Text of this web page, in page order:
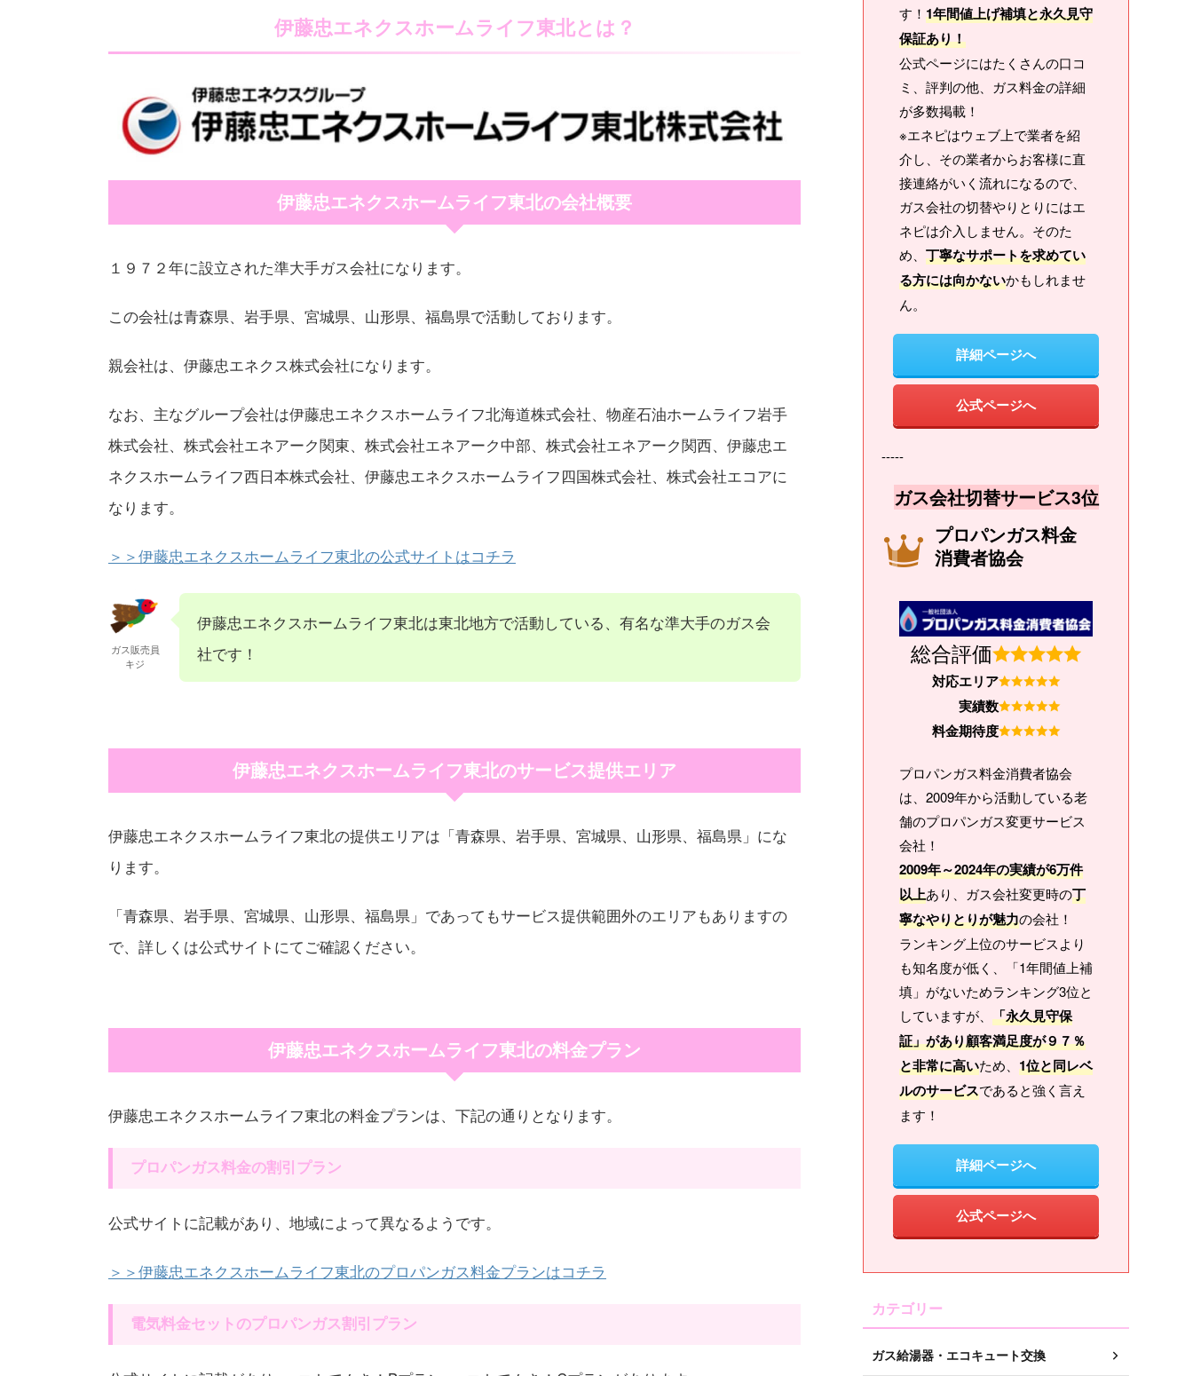
伊藤忠エネクスホームライフ東北とは？
伊藤忠エネクスホームライフ東北の会社概要
１９７２年に設立された準大手ガス会社になります。
この会社は青森県、岩手県、宮城県、山形県、福島県で活動しております。
親会社は、伊藤忠エネクス株式会社になります。
なお、主なグループ会社は伊藤忠エネクスホームライフ北海道株式会社、物産石油ホームライフ岩手
株式会社、株式会社エネアーク関東、株式会社エネアーク中部、株式会社エネアーク関西、伊藤忠エ
ネクスホームライフ西日本株式会社、伊藤忠エネクスホームライフ四国株式会社、株式会社エコアに
なります。
＞＞伊藤忠エネクスホームライフ東北の公式サイトはコチラ
ガス販売員
キジ
伊藤忠エネクスホームライフ東北は東北地方で活動している、有名な準大手のガス会
社です！
伊藤忠エネクスホームライフ東北のサービス提供エリア
伊藤忠エネクスホームライフ東北の提供エリアは「青森県、岩手県、宮城県、山形県、福島県」にな
ります。
「青森県、岩手県、宮城県、山形県、福島県」であってもサービス提供範囲外のエリアもありますの
で、詳しくは公式サイトにてご確認ください。
伊藤忠エネクスホームライフ東北の料金プラン
伊藤忠エネクスホームライフ東北の料金プランは、下記の通りとなります。
プロパンガス料金の割引プラン
公式サイトに記載があり、地域によって異なるようです。
＞＞伊藤忠エネクスホームライフ東北のプロパンガス料金プランはコチラ
電気料金セットのプロパンガス割引プラン
す！ 1年間値上げ補填と永久見守
保証あり！
公式ページにはたくさんの口コ
ミ、評判の他、ガス料金の詳細
が多数掲載！
※エネピはウェブ上で業者を紹
介し、その業者からお客様に直
接連絡がいく流れになるので、
ガス会社の切替やりとりにはエ
ネピは介入しません。そのた
め、 丁寧なサポートを求めてい
る方には向かないかもしれませ
ん。
詳細ページへ
公式ページへ
-----
ガス会社切替サービス3位
プロパンガス料金
消費者協会
総合評価
対応エリア
実績数
料金期待度
プロパンガス料金消費者協会
は、2009年から活動している老
舗のプロパンガス変更サービス
会社！
2009年～2024年の実績が6万件
以上あり、ガス会社変更時の丁
寧なやりとりが魅力の会社！
ランキング上位のサービスより
も知名度が低く、「1年間値上補
填」がないためランキング3位と
していますが、 「永久見守保
証」があり顧客満足度が９７％
と非常に高いため、 1位と同レベ
ルのサービスであると強く言え
ます！
詳細ページへ
公式ページへ
カテゴリー
ガス給湯器・エコキュート交換